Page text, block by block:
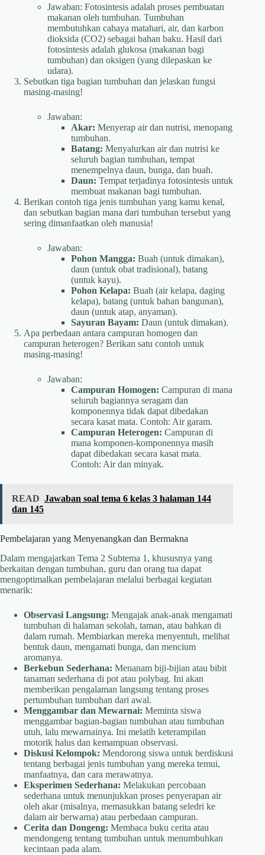
Jawaban: Fotosintesis adalah proses pembuatan
makanan oleh tumbuhan. Tumbuhan
membutuhkan cahaya matahari, air, dan karbon
dioksida (CO2) sebagai bahan baku. Hasil dari
fotosintesis adalah glukosa (makanan bagi
tumbuhan) dan oksigen (yang dilepaskan ke
udara).
Sebutkan tiga bagian tumbuhan dan jelaskan fungsi
masing-masing!
Jawaban:
Akar: Menyerap air dan nutrisi, menopang
tumbuhan.
Batang: Menyalurkan air dan nutrisi ke
seluruh bagian tumbuhan, tempat
menempelnya daun, bunga, dan buah.
Daun: Tempat terjadinya fotosintesis untuk
membuat makanan bagi tumbuhan.
Berikan contoh tiga jenis tumbuhan yang kamu kenal,
dan sebutkan bagian mana dari tumbuhan tersebut yang
sering dimanfaatkan oleh manusia!
Jawaban:
Pohon Mangga: Buah (untuk dimakan),
daun (untuk obat tradisional), batang
(untuk kayu).
Pohon Kelapa: Buah (air kelapa, daging
kelapa), batang (untuk bahan bangunan),
daun (untuk atap, anyaman).
Sayuran Bayam: Daun (untuk dimakan).
Apa perbedaan antara campuran homogen dan
campuran heterogen? Berikan satu contoh untuk
masing-masing!
Jawaban:
Campuran Homogen: Campuran di mana
seluruh bagiannya seragam dan
komponennya tidak dapat dibedakan
secara kasat mata. Contoh: Air garam.
Campuran Heterogen: Campuran di
mana komponen-komponennya masih
dapat dibedakan secara kasat mata.
Contoh: Air dan minyak.
READ Jawaban soal tema 6 kelas 3 halaman 144
dan 145
Pembelajaran yang Menyenangkan dan Bermakna
Dalam mengajarkan Tema 2 Subtema 1, khususnya yang
berkaitan dengan tumbuhan, guru dan orang tua dapat
mengoptimalkan pembelajaran melalui berbagai kegiatan
menarik:
Observasi Langsung: Mengajak anak-anak mengamati
tumbuhan di halaman sekolah, taman, atau bahkan di
dalam rumah. Membiarkan mereka menyentuh, melihat
bentuk daun, mengamati bunga, dan mencium
aromanya.
Berkebun Sederhana: Menanam biji-bijian atau bibit
tanaman sederhana di pot atau polybag. Ini akan
memberikan pengalaman langsung tentang proses
pertumbuhan tumbuhan dari awal.
Menggambar dan Mewarnai: Meminta siswa
menggambar bagian-bagian tumbuhan atau tumbuhan
utuh, lalu mewarnainya. Ini melatih keterampilan
motorik halus dan kemampuan observasi.
Diskusi Kelompok: Mendorong siswa untuk berdiskusi
tentang berbagai jenis tumbuhan yang mereka temui,
manfaatnya, dan cara merawatnya.
Eksperimen Sederhana: Melakukan percobaan
sederhana untuk menunjukkan proses penyerapan air
oleh akar (misalnya, memasukkan batang seledri ke
dalam air berwarna) atau perbedaan campuran.
Cerita dan Dongeng: Membaca buku cerita atau
mendongeng tentang tumbuhan untuk menumbuhkan
kecintaan pada alam.